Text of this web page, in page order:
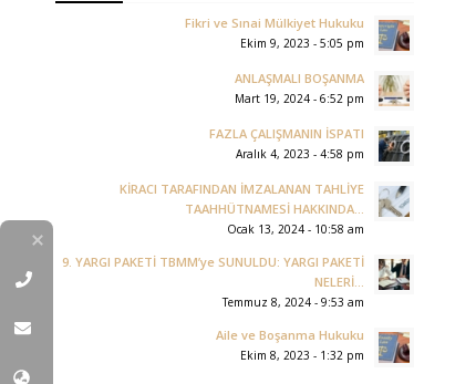
Fikri ve Sınai Mülkiyet Hukuku
Ekim 9, 2023 - 5:05 pm
ANLAŞMALI BOŞANMA
Mart 19, 2024 - 6:52 pm
FAZLA ÇALIŞMANIN İSPATI
Aralık 4, 2023 - 4:58 pm
KİRACI TARAFINDAN İMZALANAN TAHLİYE
TAAHHÜTNAMESİ HAKKINDA...
Ocak 13, 2024 - 10:58 am
9. YARGI PAKETİ TBMM’ye SUNULDU: YARGI PAKETİ
NELERİ...
Temmuz 8, 2024 - 9:53 am
Aile ve Boşanma Hukuku
Ekim 8, 2023 - 1:32 pm